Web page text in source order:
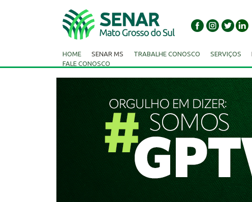
HOME SENAR MS TRABALHE CONOSCO SERVIÇOS
FALE CONOSCO